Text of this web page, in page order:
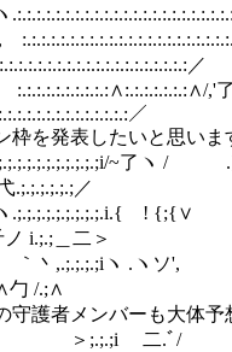
／
,'了
枠を発表したいと思いま
~了ヽ /
.;.;.;.;.;.;／
!
i.;.;＿二＞
ヽ .ヽソ', .
勹 /.;∧
守護者メンバーも大体予
ゝ